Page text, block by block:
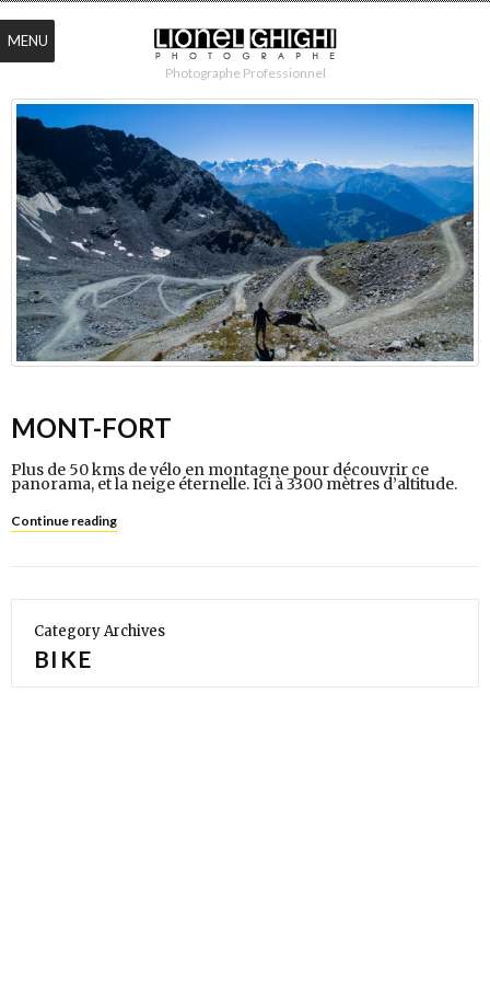
Photographe Professionnel
MONT-FORT
Plus de 50 kms de vélo en montagne pour découvrir ce
panorama, et la neige éternelle. Ici à 3300 mètres d’altitude.
Continue reading
Category Archives
BIKE
MENU